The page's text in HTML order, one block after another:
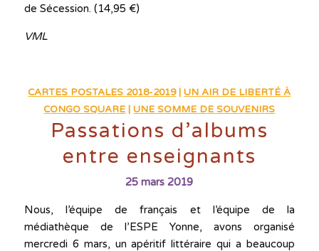
de Sécession. (14,95 €)
VML
CARTES POSTALES 2018-2019|UN AIR DE LIBERTÉ À
CONGO SQUARE |UNE SOMME DE SOUVENIRS
Passations d’albums
entre enseignants
25 mars 2019
Nous, l’équipe de français et l’équipe de la
médiathèque de l’ESPE Yonne, avons organisé
mercredi 6 mars, un apéritif littéraire qui a beaucoup